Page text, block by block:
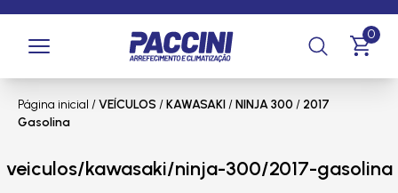
0
Página inicial /VEÍCULOS /KAWASAKI/NINJA 300/ 2017
Gasolina
veiculos/kawasaki/ninja-300/2017-gasolina